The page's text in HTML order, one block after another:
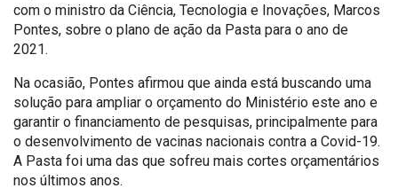
com o ministro da Ciência, Tecnologia e Inovações, Marcos
Pontes, sobre o plano de ação da Pasta para o ano de
2021.
Na ocasião, Pontes afirmou que ainda está buscando uma
solução para ampliar o orçamento do Ministério este ano e
garantir o financiamento de pesquisas, principalmente para
o desenvolvimento de vacinas nacionais contra a Covid-19.
A Pasta foi uma das que sofreu mais cortes orçamentários
nos últimos anos.